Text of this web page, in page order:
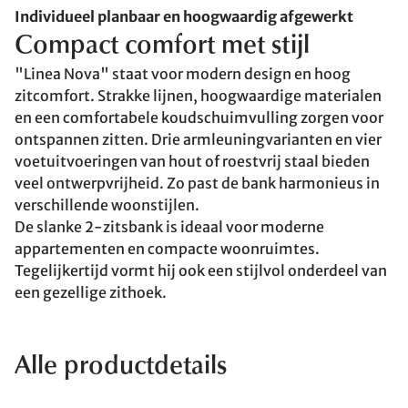
Individueel planbaar en hoogwaardig afgewerkt
Compact comfort met stijl
"Linea Nova" staat voor modern design en hoog
zitcomfort. Strakke lijnen, hoogwaardige materialen
en een comfortabele koudschuimvulling zorgen voor
ontspannen zitten. Drie armleuningvarianten en vier
voetuitvoeringen van hout of roestvrij staal bieden
veel ontwerpvrijheid. Zo past de bank harmonieus in
verschillende woonstijlen.
De slanke 2-zitsbank is ideaal voor moderne
appartementen en compacte woonruimtes.
Tegelijkertijd vormt hij ook een stijlvol onderdeel van
een gezellige zithoek.
Alle productdetails